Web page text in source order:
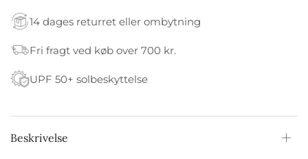
14 dages returret eller ombytning
Fri fragt ved køb over 700 kr.
UPF 50+ solbeskyttelse
Beskrivelse